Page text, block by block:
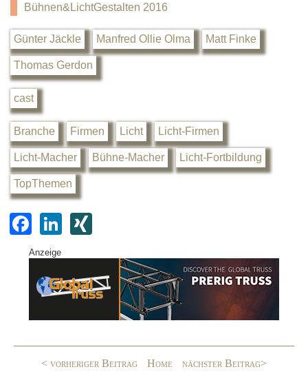
Bühnen&LichtGestalten 2016
Günter Jäckle Manfred Ollie Olma Matt Finke
Thomas Gerdon
cast
Branche Firmen Licht Licht-Firmen
Licht-Macher Bühne-Macher Licht-Fortbildung
TopThemen
F
a
c
e
o
Li
k
e
G
Anzeige
< vorheriger Beitrag Home nächster Beitrag>